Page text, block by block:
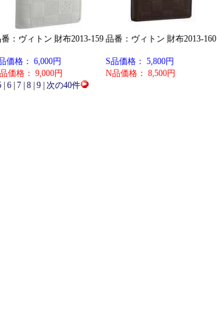
：ヴィトン 財布2013-159
価格： 6,000円
価格： 9,000円
品番：ヴィトン 財布2013-160
S品価格： 5,800円
N品価格： 8,500円
| 6| 7| 8| 9| 次の40件